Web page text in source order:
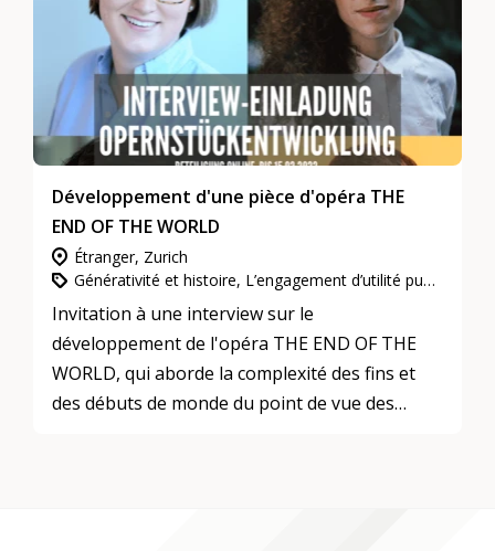
Développement d'une pièce d'opéra THE
END OF THE WORLD
Étranger, Zurich
Générativité et histoire, L’engagement d’utilité publique, Culture et arts
Invitation à une interview sur le
développement de l'opéra THE END OF THE
WORLD, qui aborde la complexité des fins et
des débuts de monde du point de vue des